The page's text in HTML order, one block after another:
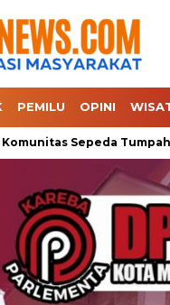
PEMILU OPINI
Sepeda Tumpah Ruah di